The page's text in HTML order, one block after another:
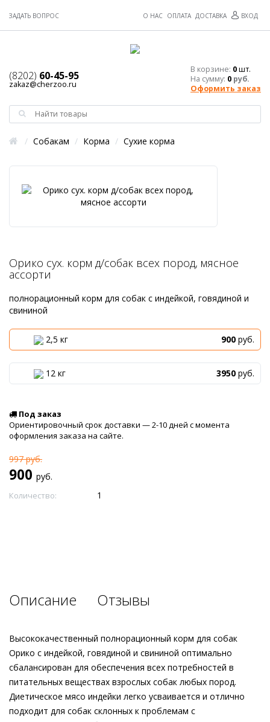
ЗАДАТЬ ВОПРОС О НАС ОПЛАТА ДОСТАВКА ВХОД
(8202) 60-45-95
zakaz@cherzoo.ru
В корзине: 0шт.
На сумму: 0 руб.
Оформить заказ
/ Собакам / Корма / Сухие корма
Орико сух. корм д/собак всех пород, мясное
ассорти
полнорационный корм для собак с индейкой, говядиной и
свининой
2,5 кг 900 руб.
12 кг 3950 руб.
Под заказ
Ориентировочный срок доставки — 2-10 дней с момента
оформления заказа на сайте.
997руб.
900 руб.
Количество:
Описание Отзывы
Высококачественный полнорационный корм для собак
Орико с индейкой, говядиной и свининой оптимально
сбалансирован для обеспечения всех потребностей в
питательных веществах взрослых собак любых пород.
Диетическое мясо индейки легко усваивается и отлично
подходит для собак склонных к проблемам с